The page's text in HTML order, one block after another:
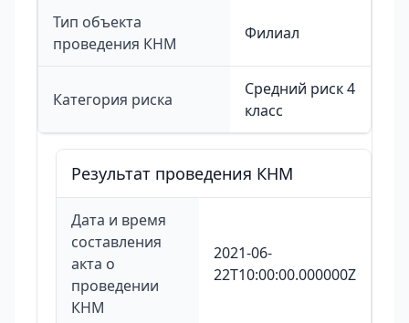
Тип объекта
проведения КНМ
Филиал
Категория риска
Средний риск 4
класс
Результат проведения КНМ
Дата и время
составления
акта о
проведении
КНМ
2021-06-
22T10:00:00.000000Z